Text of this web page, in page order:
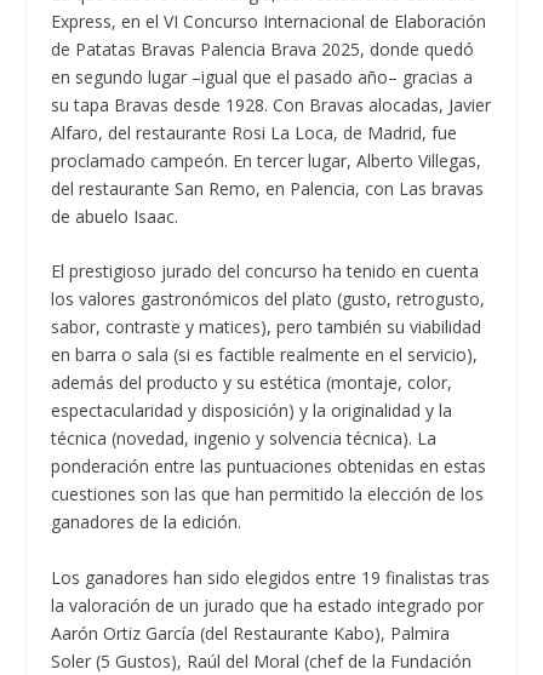
Express, en el VI Concurso Internacional de Elaboración
de Patatas Bravas Palencia Brava 2025, donde quedó
en segundo lugar –igual que el pasado año– gracias a
su tapa Bravas desde 1928. Con Bravas alocadas, Javier
Alfaro, del restaurante Rosi La Loca, de Madrid, fue
proclamado campeón. En tercer lugar, Alberto Villegas,
del restaurante San Remo, en Palencia, con Las bravas
de abuelo Isaac.
El prestigioso jurado del concurso ha tenido en cuenta
los valores gastronómicos del plato (gusto, retrogusto,
sabor, contraste y matices), pero también su viabilidad
en barra o sala (si es factible realmente en el servicio),
además del producto y su estética (montaje, color,
espectacularidad y disposición) y la originalidad y la
técnica (novedad, ingenio y solvencia técnica). La
ponderación entre las puntuaciones obtenidas en estas
cuestiones son las que han permitido la elección de los
ganadores de la edición.
Los ganadores han sido elegidos entre 19 finalistas tras
la valoración de un jurado que ha estado integrado por
Aarón Ortiz García (del Restaurante Kabo), Palmira
Soler (5 Gustos), Raúl del Moral (chef de la Fundación